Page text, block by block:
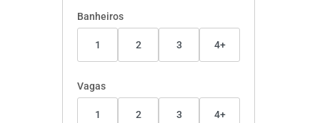
Banheiros
1 2 3 4+
Vagas
1 2 3 4+